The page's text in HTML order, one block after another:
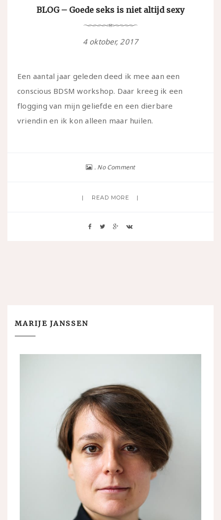
BLOG – Goede seks is niet altijd sexy
4 oktober, 2017
Een aantal jaar geleden deed ik mee aan een
conscious BDSM workshop. Daar kreeg ik een
flogging van mijn geliefde en een dierbare
vriendin en ik kon alleen maar huilen.
No Comment
READ MORE
MARIJE JANSSEN